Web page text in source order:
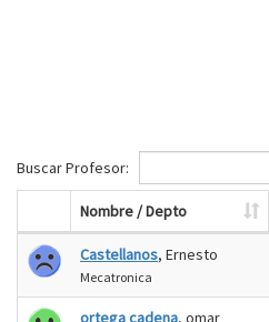
Buscar Profesor:
Nombre / Depto
Castellanos, Ernesto
Mecatronica
ortega cadena, omar